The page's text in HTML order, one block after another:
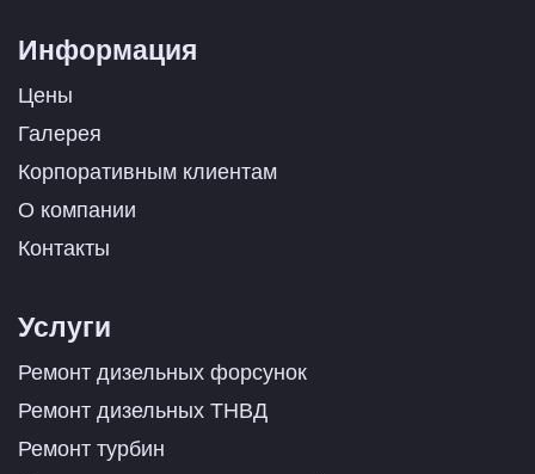
Информация
Цены
Галерея
Корпоративным клиентам
О компании
Контакты
Услуги
Ремонт дизельных форсунок
Ремонт дизельных ТНВД
Ремонт турбин